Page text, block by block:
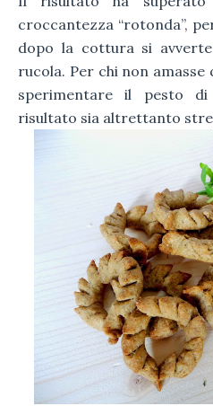
croccantezza “rotonda”,
dopo la cottura si
rucola. Per chi non
sperimentare il pesto
risultato sia altrettanto